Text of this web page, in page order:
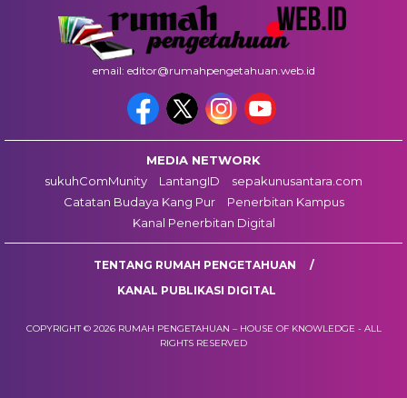
email: editor@rumahpengetahuan.web.id
MEDIA NETWORK
sukuhComMunity
LantangID
sepakunusantara.com
Catatan Budaya Kang Pur
Penerbitan Kampus
Kanal Penerbitan Digital
TENTANG RUMAH PENGETAHUAN
KANAL PUBLIKASI DIGITAL
COPYRIGHT © 2026 RUMAH PENGETAHUAN – HOUSE OF KNOWLEDGE - ALL
RIGHTS RESERVED